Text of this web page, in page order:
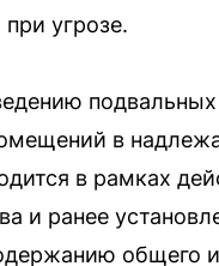
угрозе.
в
в рамках
и ранее
общего